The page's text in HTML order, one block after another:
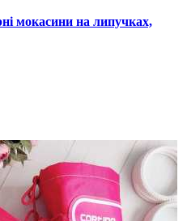
мокасини на липучках,